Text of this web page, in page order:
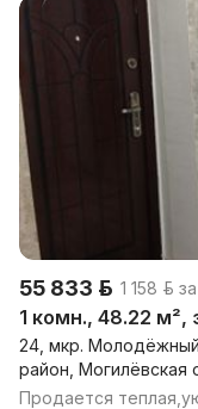
55 833 р. 1 158 р.
1 комн., 48.22
24, мкр.
район, Могилёвская
Продается